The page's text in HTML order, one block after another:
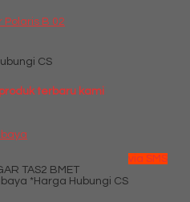
Polaris B 02
CS
terbaru kami
via SMS
TAS2 BMET
*Harga Hubungi CS